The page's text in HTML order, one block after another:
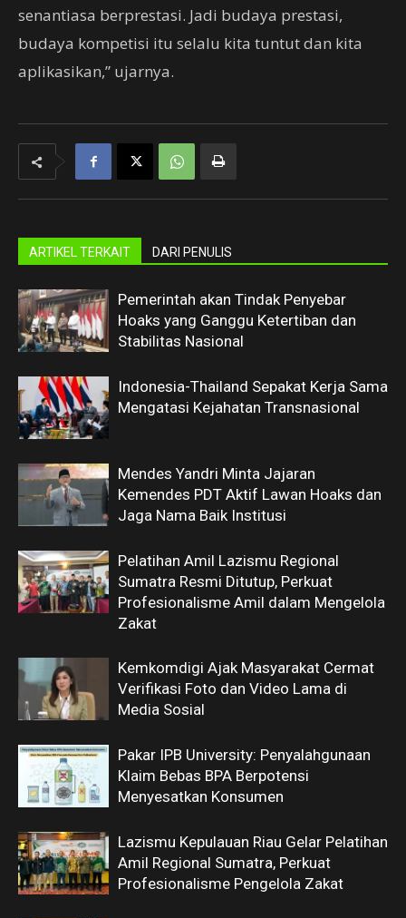
senantiasa berprestasi. Jadi budaya prestasi,
budaya kompetisi itu selalu kita tuntut dan kita
aplikasikan,” ujarnya.
ARTIKEL TERKAIT DARI PENULIS
Pemerintah akan Tindak Penyebar
Hoaks yang Ganggu Ketertiban dan
Stabilitas Nasional
Indonesia-Thailand Sepakat Kerja Sama
Mengatasi Kejahatan Transnasional
Mendes Yandri Minta Jajaran
Kemendes PDT Aktif Lawan Hoaks dan
Jaga Nama Baik Institusi
Pelatihan Amil Lazismu Regional
Sumatra Resmi Ditutup, Perkuat
Profesionalisme Amil dalam Mengelola
Zakat
Kemkomdigi Ajak Masyarakat Cermat
Verifikasi Foto dan Video Lama di
Media Sosial
Pakar IPB University: Penyalahgunaan
Klaim Bebas BPA Berpotensi
Menyesatkan Konsumen
Lazismu Kepulauan Riau Gelar Pelatihan
Amil Regional Sumatra, Perkuat
Profesionalisme Pengelola Zakat